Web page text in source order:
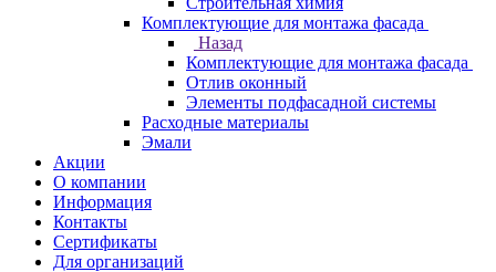
Комплектующие для монтажа фасада
Назад
Комплектующие для монтажа фасада
Отлив оконный
Элементы подфасадной системы
Расходные материалы
Эмали
Акции
О компании
Информация
Контакты
Сертификаты
Для организаций